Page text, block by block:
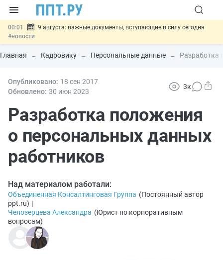
00:01
9 августа: важные документы, вступающие в силу сегодня
#новости
07.08 Подписан закон о блокировке продажи опасных товаров через
«Честный знак»#новости
07.08 Госпошлину за устранение ошибок в документах предлагают
отменить#новости
отношений
#новости
Главная Кадровику Персональные данные Разработка
Опубликовано: 18 сен 2017
Обновлено: 30 июн 2023
3к
Разработка положения
о персональных данных
работников
Над материалом работали:
Объединенная Консалтинговая Группа (Постоянный автор
ppt.ru) |
Челозерцева Александра (Юрист по корпоративным
вопросам)